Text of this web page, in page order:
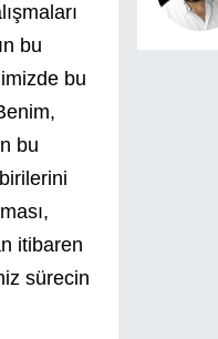
bu
bu
bu
itibaren
sürecin